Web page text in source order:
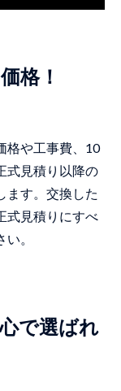
格！
格や工事費、10
式見積り以降の
ます。交換した
式見積りにすべ
。
で選ばれ